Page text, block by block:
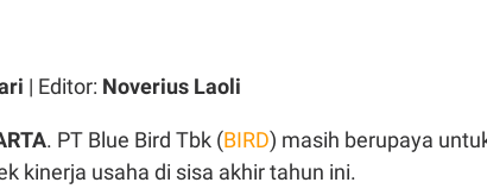
| Editor: Noverius Laoli
. PT Blue Bird Tbk (BIRD) masih berupaya
kinerja usaha di sisa akhir tahun ini.